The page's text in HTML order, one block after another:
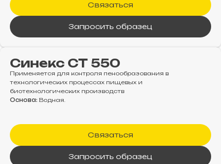
Запросить образец
Связаться
Синекс СТ 550
Применяется для контроля пенообразования в
технологических процессах пищевых и
биотехнологических производств
Основа: Водная.
Запросить образец
Связаться